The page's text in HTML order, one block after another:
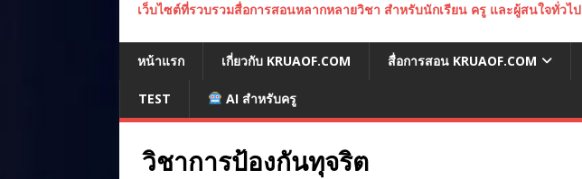
เว็บไซต์ที่รวบรวมสื่อการสอนหลากหลายวิชา สำหรับนักเรียน ครู และผู้สนใจทั่วไป
หน้าแรก เกี่ยวกับ KRUAOF.COM สื่อการสอน KRUAOF.COM
TEST AI สำหรับครู
วิชาการป้องกันทุจริต